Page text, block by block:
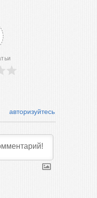
авторизуйтесь